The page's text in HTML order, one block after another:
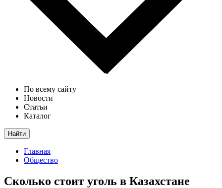
По всему сайту
Новости
Статьи
Каталог
Найти
Главная
Общество
Сколько стоит уголь в Казахстане